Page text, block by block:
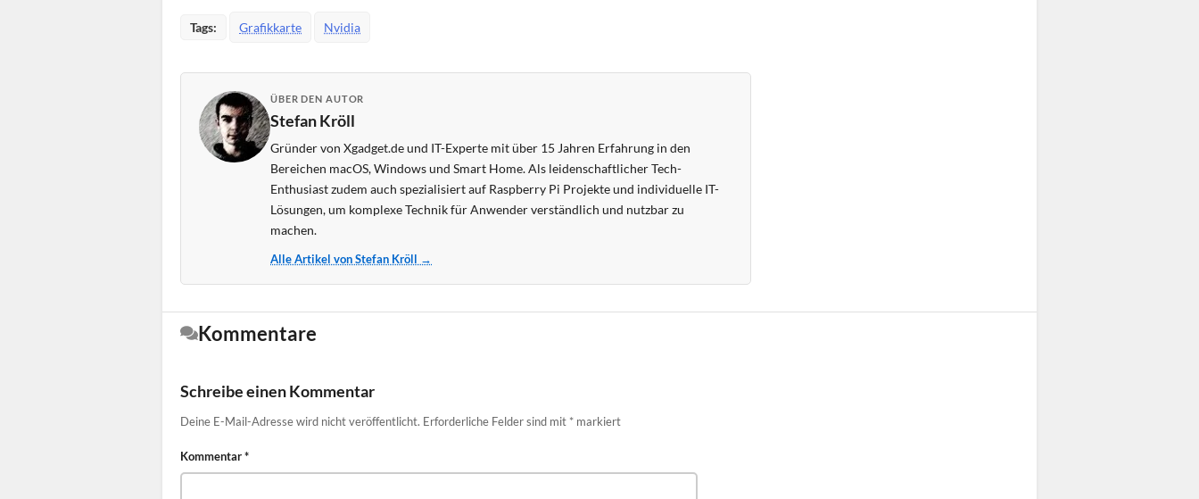
Tags: Grafikkarte Nvidia
ÜBER DEN AUTOR
Stefan Kröll
Gründer von Xgadget.de und IT-Experte mit über 15 Jahren Erfahrung in den
Bereichen macOS, Windows und Smart Home. Als leidenschaftlicher Tech-
Enthusiast zudem auch spezialisiert auf Raspberry Pi Projekte und individuelle IT-
Lösungen, um komplexe Technik für Anwender verständlich und nutzbar zu
machen.
Alle Artikel von Stefan Kröll →
Kommentare
Schreibe einen Kommentar
Deine E-Mail-Adresse wird nicht veröffentlicht. Erforderliche Felder sind mit * markiert
Kommentar*